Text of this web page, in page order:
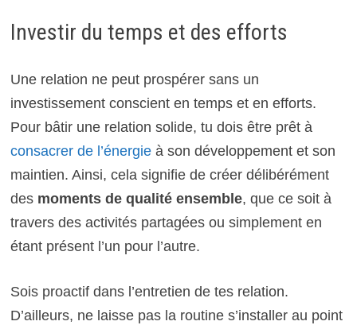
Investir du temps et des efforts
Une relation ne peut prospérer sans un
investissement conscient en temps et en efforts.
Pour bâtir une relation solide, tu dois être prêt à
consacrer de l’énergieà son développement et son
maintien. Ainsi, cela signifie de créer délibérément
des moments de qualité ensemble, que ce soit à
travers des activités partagées ou simplement en
étant présent l’un pour l’autre.
Sois proactif dans l’entretien de tes relation.
D’ailleurs, ne laisse pas la routine s’installer au point